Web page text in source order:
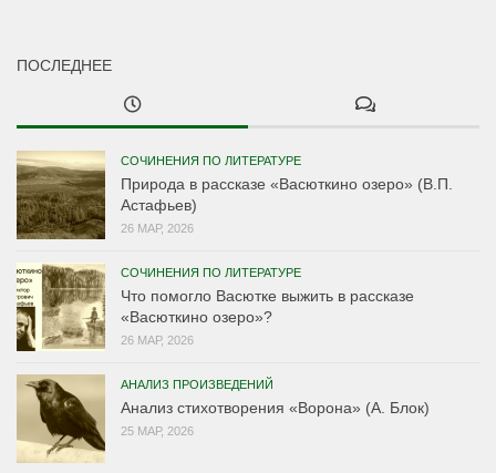
ПОСЛЕДНЕЕ
СОЧИНЕНИЯ ПО ЛИТЕРАТУРЕ
Природа в рассказе «Васюткино озеро» (В.П.
Астафьев)
26 МАР, 2026
СОЧИНЕНИЯ ПО ЛИТЕРАТУРЕ
Что помогло Васютке выжить в рассказе
«Васюткино озеро»?
26 МАР, 2026
АНАЛИЗ ПРОИЗВЕДЕНИЙ
Анализ стихотворения «Ворона» (А. Блок)
25 МАР, 2026